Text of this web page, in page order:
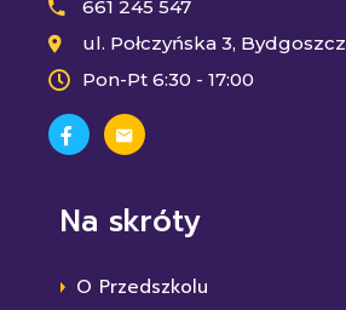
661 245 547
ul. Połczyńska 3, Bydgoszcz
Pon-Pt 6:30 - 17:00
Na skróty
O Przedszkolu